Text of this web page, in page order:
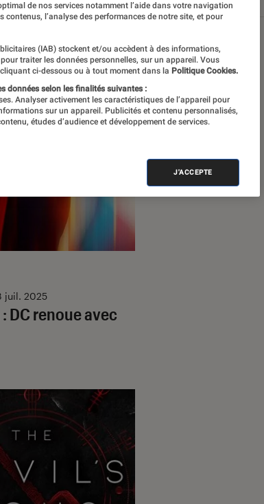
: DC renoue avec
juil. 2025
de nos services notamment l’aide dans votre navigation
l’analyse des performances de notre site, et pour
(IAB) stockent et/ou accèdent à des informations,
traiter les données personnelles, sur un appareil. Vous
ci-dessous ou à tout moment dans la Politique Cookies.
données selon les finalités suivantes :
Analyser activement les caractéristiques de l’appareil pour
sur un appareil. Publicités et contenu personnalisés,
études d’audience et développement de services.
J'ACCEPTE